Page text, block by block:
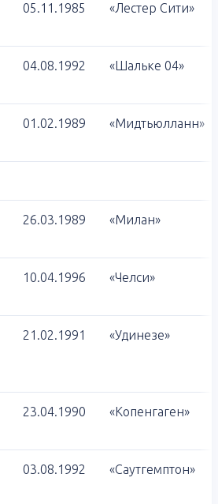
05.11.1985 «Лестер Сити»
04.08.1992 «Шальке 04»
01.02.1989 «Мидтьюлланн»
26.03.1989 «Милан»
10.04.1996 «Челси»
21.02.1991 «Удинезе»
23.04.1990 «Копенгаген»
03.08.1992 «Саутгемптон»